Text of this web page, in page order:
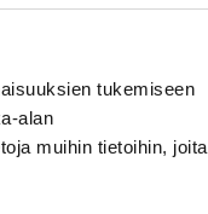
tukemiseen
alan
muihin tietoihin, joita